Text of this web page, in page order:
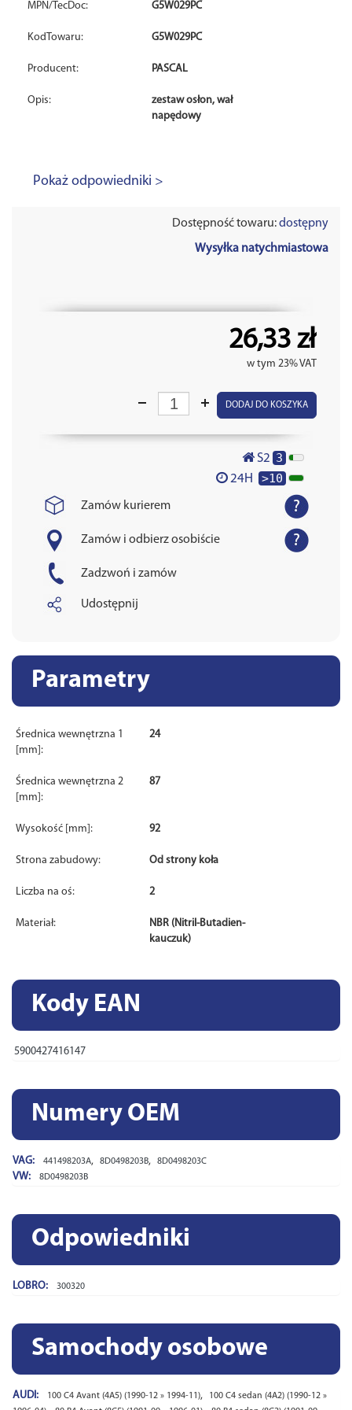
MPN/TecDoc: G5W029PC
KodTowaru: G5W029PC
Producent: PASCAL
Opis:
zestaw osłon, wał
napędowy
Pokaż odpowiedniki >
Dostępność towaru:dostępny
Wysyłka natychmiastowa
26,33 zł
w tym 23% VAT
DODAJ DO KOSZYKA
S2 3
24H >10
Zamów kurierem
Zamów i odbierz osobiście
Zadzwoń i zamów
Udostępnij
Parametry
Średnica wewnętrzna 1
[mm]:
24
Średnica wewnętrzna 2
[mm]:
87
Wysokość [mm]: 92
Strona zabudowy: Od strony koła
Liczba na oś: 2
Materiał:
NBR (Nitril-Butadien-
kauczuk)
Kody EAN
5900427416147
Numery OEM
VAG: 441498203A, 8D0498203B, 8D0498203C
VW: 8D0498203B
Odpowiedniki
LOBRO: 300320
Samochody osobowe
AUDI: 100 C4 Avant (4A5) (1990-12 » 1994-11),
100 C4 sedan (4A2) (1990-12 »